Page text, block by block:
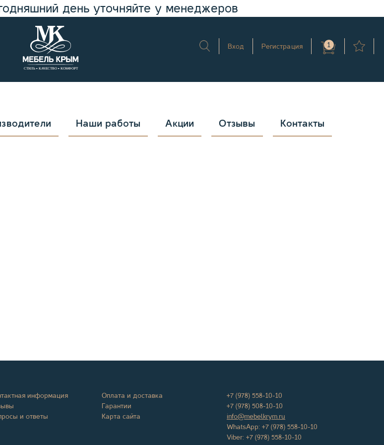
день уточняйте у менеджеров
Вход Регистрация 1
Наши работы Акции Отзывы Контакты
информация
и ответы
Оплата и доставка
Гарантии
Карта сайта
+7 (978) 558-10-10
+7 (978) 508-10-10
info@mebelkrym.ru
WhatsApp: +7 (978) 558-10-10
Viber: +7 (978) 558-10-10